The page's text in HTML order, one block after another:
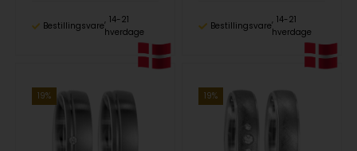
Bestillingsvare
14-21
hverdage
Bestillingsvare
14-21
hverdage
19% 19%